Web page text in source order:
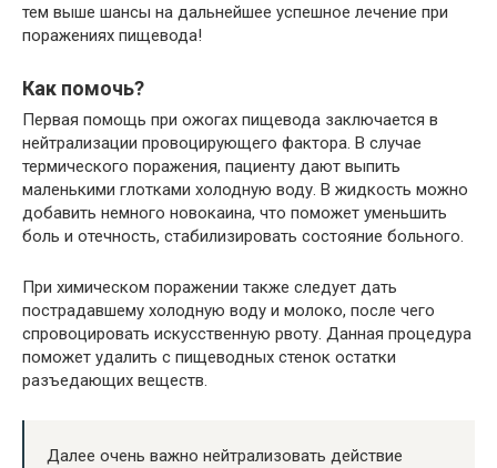
тем выше шансы на дальнейшее успешное лечение при
поражениях пищевода!
Как помочь?
Первая помощь при ожогах пищевода заключается в
нейтрализации провоцирующего фактора. В случае
термического поражения, пациенту дают выпить
маленькими глотками холодную воду. В жидкость можно
добавить немного новокаина, что поможет уменьшить
боль и отечность, стабилизировать состояние больного.
При химическом поражении также следует дать
пострадавшему холодную воду и молоко, после чего
спровоцировать искусственную рвоту. Данная процедура
поможет удалить с пищеводных стенок остатки
разъедающих веществ.
Далее очень важно нейтрализовать действие